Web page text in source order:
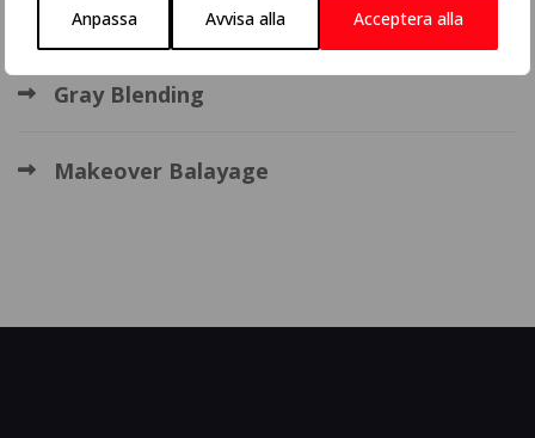
Anpassa Avvisa alla Acceptera alla
BHBD extensions
Gray Blending
Makeover Balayage